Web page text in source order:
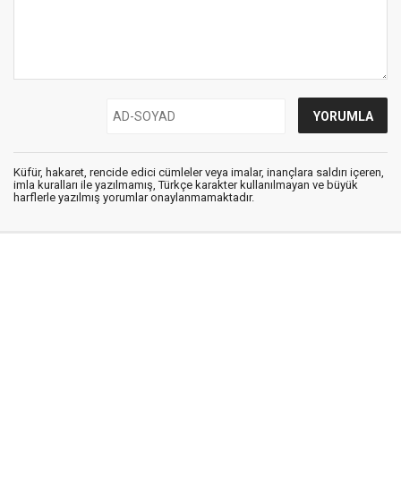
Küfür, hakaret, rencide edici cümleler veya imalar, inançlara saldırı içeren,
imla kuralları ile yazılmamış, Türkçe karakter kullanılmayan ve büyük
harflerle yazılmış yorumlar onaylanmamaktadır.